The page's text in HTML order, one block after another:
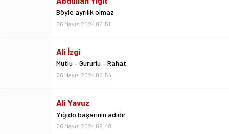
Ali İzgi
Mutlu – Gururlu – Rahat
Ali Yavuz
Kemal Çağlayan
Sivas Olay ve 50 Hafta